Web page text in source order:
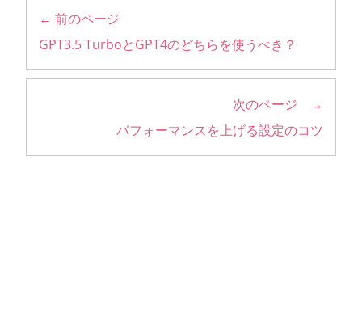
← 前のページ
GPT3.5 TurboとGPT4のどちらを使うべき？
次のページ →
パフォーマンスを上げる設定のコツ